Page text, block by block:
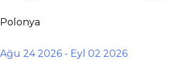
Polonya
Ağu 24 2026 - Eyl 02 2026